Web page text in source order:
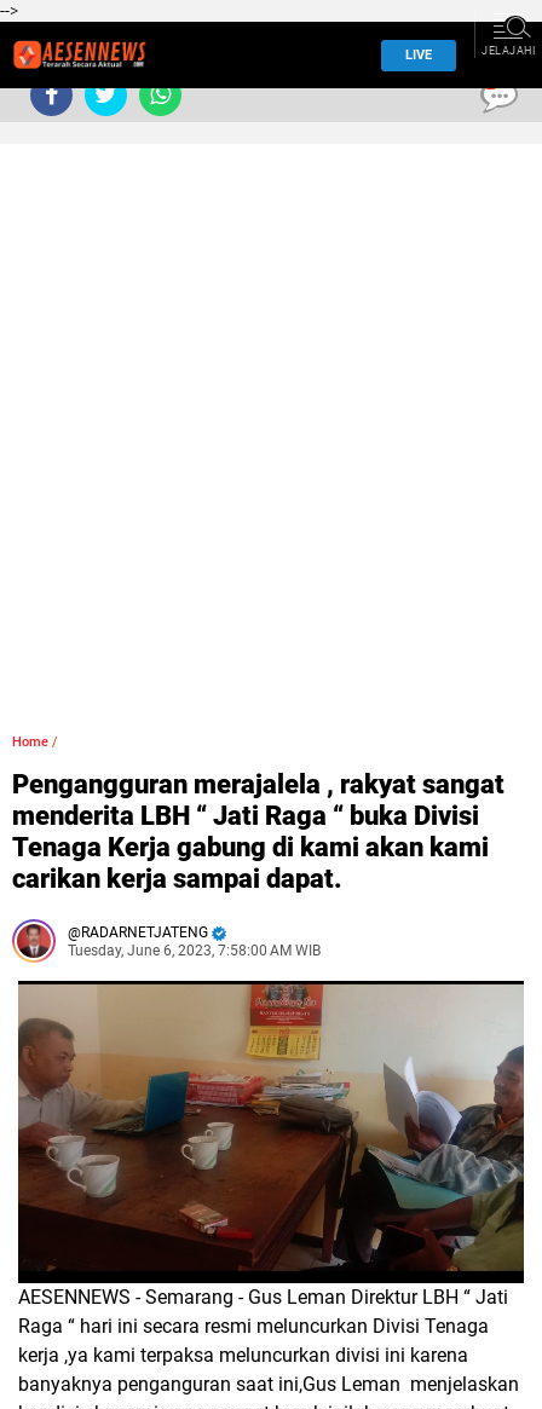
-->
LIVE JELAJAHI
Home /
Pengangguran merajalela , rakyat sangat
menderita LBH “ Jati Raga “ buka Divisi
Tenaga Kerja gabung di kami akan kami
carikan kerja sampai dapat.
RADARNETJATENG
Tuesday, June 6, 2023, 7:58:00 AM WIB
AESENNEWS - Semarang - Gus Leman Direktur LBH “ Jati
Raga “ hari ini secara resmi meluncurkan Divisi Tenaga
kerja ,ya kami terpaksa meluncurkan divisi ini karena
banyaknya penganguran saat ini,Gus Leman menjelaskan